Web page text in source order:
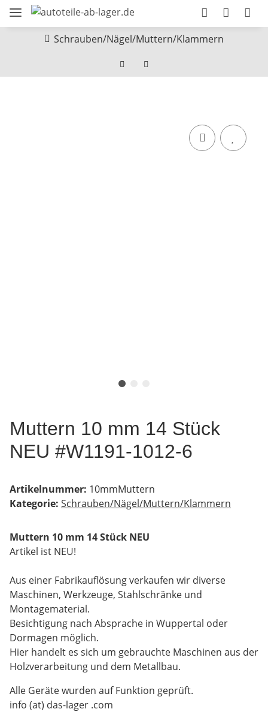
Schrauben/Nägel/Muttern/Klammern
Muttern 10 mm 14 Stück
NEU #W1191-1012-6
Artikelnummer: 10mmMuttern
Kategorie: Schrauben/Nägel/Muttern/Klammern
Muttern 10 mm 14 Stück NEU
Artikel ist NEU!
Aus einer Fabrikauflösung verkaufen wir diverse
Maschinen, Werkzeuge, Stahlschränke und
Montagematerial.
Besichtigung nach Absprache in Wuppertal oder
Dormagen möglich.
Hier handelt es sich um gebrauchte Maschinen aus der
Holzverarbeitung und dem Metallbau.
Alle Geräte wurden auf Funktion geprüft.
info (at) das-lager .com